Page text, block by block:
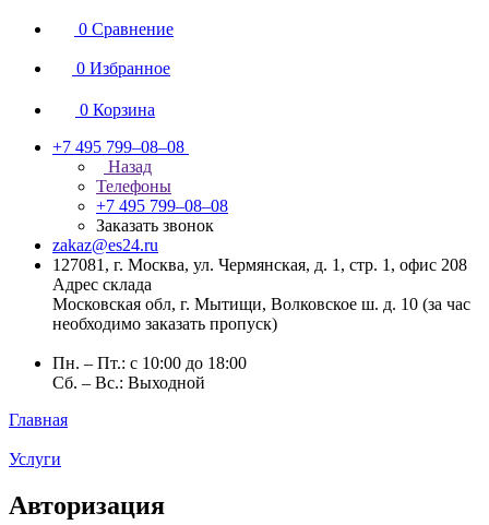
0 Сравнение
0 Избранное
0 Корзина
+7 495 799–08–08
Назад
Телефоны
+7 495 799–08–08
Заказать звонок
zakaz@es24.ru
127081, г. Москва, ул. Чермянская, д. 1, стр. 1, офис 208
Адрес склада
Московская обл, г. Мытищи, Волковское ш. д. 10 (за час
необходимо заказать пропуск)
Пн. – Пт.: с 10:00 до 18:00
Сб. – Вс.: Выходной
Главная
Услуги
Авторизация